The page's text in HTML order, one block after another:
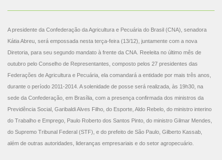
A presidente da Confederação da Agricultura e Pecuária do Brasil (CNA), senadora
Kátia Abreu, será empossada nesta terça-feira (13/12), juntamente com a nova
Diretoria, para seu segundo mandato à frente da CNA. Reeleita no último mês de
outubro pelo Conselho de Representantes, composto pelos 27 presidentes das
Federações de Agricultura e Pecuária, ela comandará a entidade por mais três anos,
durante o período 2011-2014. A solenidade de posse será realizada, às 19h30, na
sede da Confederação, em Brasília, com a presença confirmada dos ministros da
Previdência Social, Garibaldi Alves Filho, do Esporte, Aldo Rebelo, do ministro interino
do Trabalho e Emprego, Paulo Roberto dos Santos Pinto, do ministro Gilmar Mendes,
do Supremo Tribunal Federal (STF), e do prefeito de São Paulo, Gilberto Kassab,
além de outras autoridades, lideranças empresariais e do setor agropecuário.